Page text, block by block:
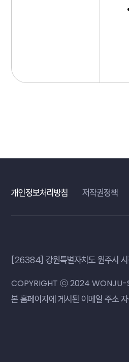
개인정보처리방침 저작권정책
[26384] 강원특별자치도 원주시 시
COPYRIGHT ⓒ 2024 WONJU-
본 홈페이지에 게시된 이메일 주소